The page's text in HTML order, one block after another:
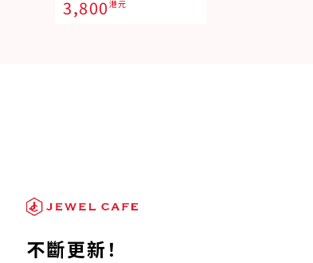
3,800港元
不斷更新！